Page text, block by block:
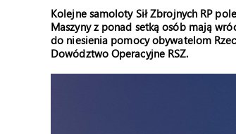
Kolejne samoloty Sił Zbrojnych RP
Maszyny z ponad setką osób mają
do niesienia pomocy obywatelom
Dowództwo Operacyjne RSZ.